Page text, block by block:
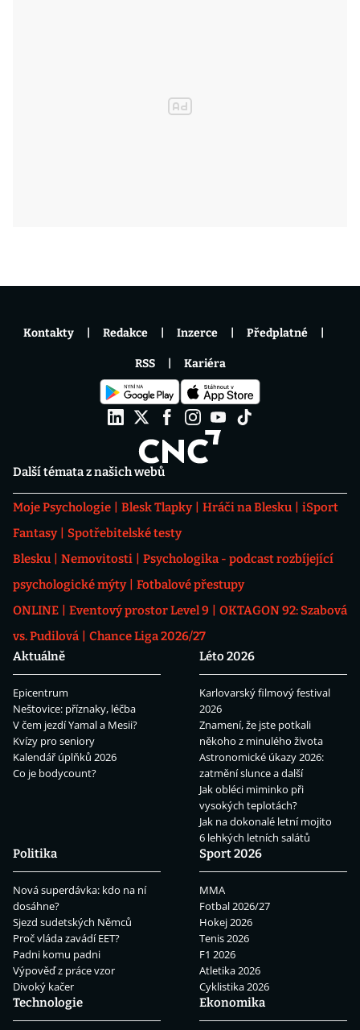
Další témata z našich webů
Moje Psychologie Blesk Tlapky Hráči na Blesku
iSport
Fantasy
Spotřebitelské testy
Blesku
Nemovitosti
Psychologika - podcast rozbíjející
psychologické mýty
Fotbalové přestupy
ONLINE
Eventový prostor Level 9
OKTAGON 92: Szabová
vs. Pudilová
Chance Liga 2026/27
Aktuálně
Epicentrum
Neštovice: příznaky, léčba
V čem jezdí Yamal a Mesii?
Kvízy pro seniory
Kalendář úplňků 2026
Co je bodycount?
Léto 2026
Karlovarský filmový festival
2026
Znamení, že jste potkali
někoho z minulého života
Astronomické úkazy 2026:
zatmění slunce a další
Jak obléci miminko při
vysokých teplotách?
Jak na dokonalé letní mojito
6 lehkých letních salátů
Politika
Nová superdávka: kdo na ní
dosáhne?
Sjezd sudetských Němců
Proč vláda zavádí EET?
Padni komu padni
Výpověď z práce vzor
Divoký kačer
Sport 2026
MMA
Fotbal 2026/27
Hokej 2026
Tenis 2026
F1 2026
Atletika 2026
Cyklistika 2026
Technologie
Ekonomika
Kontakty Redakce Inzerce Předplatné
RSS Kariéra